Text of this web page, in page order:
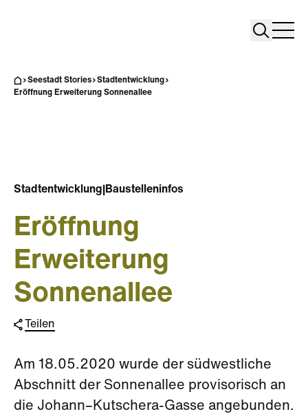
Search
Seestadt Stories
Stadtentwicklung
Eröffnung Erweiterung Sonnenallee
Stadtentwicklung Baustelleninfos
Eröffnung
Erweiterung
Sonnenallee
Teilen
Am 18.05.2020 wurde der südwestliche
Abschnitt der Sonnenallee provisorisch an
die Johann–Kutschera-Gasse angebunden.